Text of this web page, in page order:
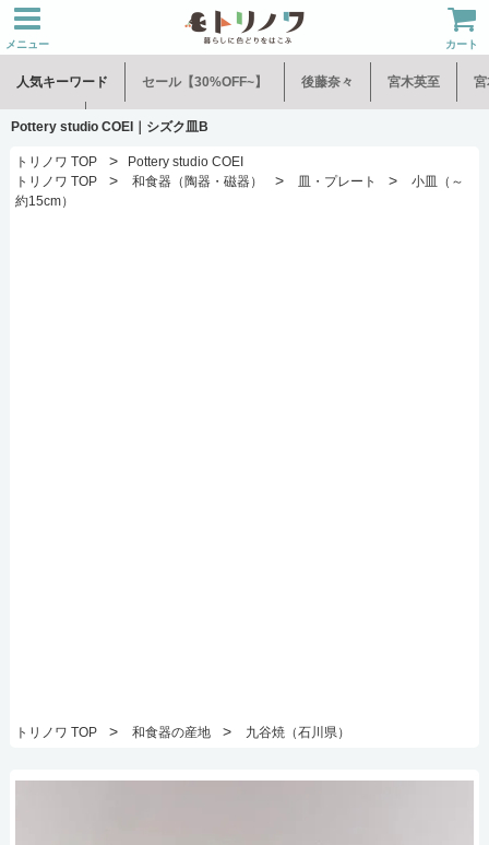
メニュー カート
人気キーワード セール【30%OFF~】 後藤奈々 宮木英至 宮
水谷和音 児玉修治
Pottery studio COEI｜シズク皿B
トリノワ TOP >
Pottery studio COEI
トリノワ TOP
> 和食器（陶器・磁器） > 皿・プレート >
小皿（～
約15cm）
トリノワ TOP > 和食器の産地 > 九谷焼（石川県）